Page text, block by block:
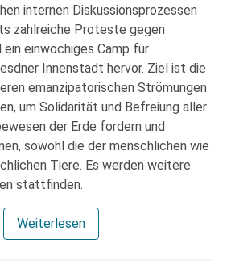
internen Diskussionsprozessen
zahlreiche Proteste gegen
ein einwöchiges Camp für
Innenstadt hervor. Ziel ist die
emanzipatorischen Strömungen
um Solidarität und Befreiung aller
der Erde fordern und
sowohl die der menschlichen wie
Tiere. Es werden weitere
stattfinden.
Weiterlesen